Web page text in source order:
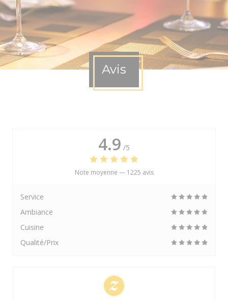
Avis
4.9 /5
Note moyenne — 1225 avis
Service
Ambiance
Cuisine
Qualité/Prix